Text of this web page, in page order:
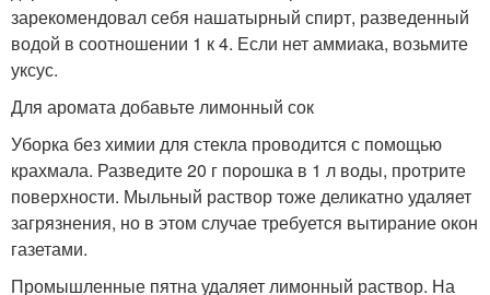
зарекомендовал себя нашатырный спирт, разведенный
водой в соотношении 1 к 4. Если нет аммиака, возьмите
уксус.
Для аромата добавьте лимонный сок
Уборка без химии для стекла проводится с помощью
крахмала. Разведите 20 г порошка в 1 л воды, протрите
поверхности. Мыльный раствор тоже деликатно удаляет
загрязнения, но в этом случае требуется вытирание окон
газетами.
Промышленные пятна удаляет лимонный раствор. На